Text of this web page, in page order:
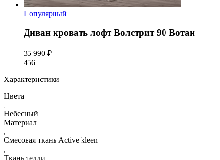
Популярный
Диван кровать лофт Волстрит 90 Вотан
35 990 ₽
456
Характеристики
Цвета
,
Небесный
Материал
,
Смесовая ткань Active kleen
,
Ткань тедди